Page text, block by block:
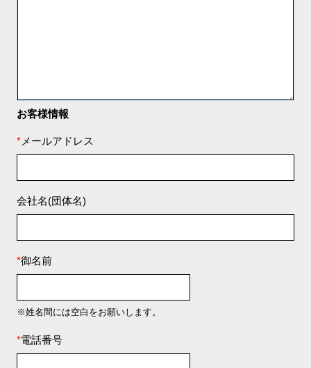
お客様情報
* メールアドレス
会社名(団体名)
*御名前
※姓名間には空白をお願いします。
*電話番号